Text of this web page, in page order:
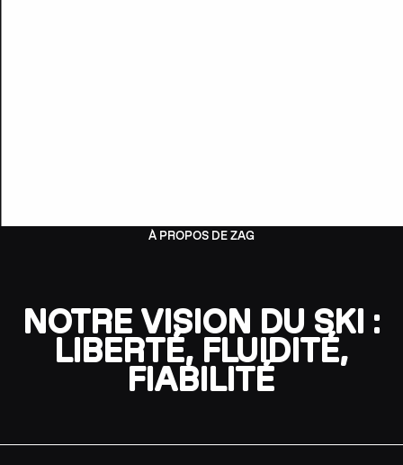
À PROPOS DE ZAG
NOTRE VISION DU SKI :
LIBERTÉ, FLUIDITÉ,
FIABILITÉ